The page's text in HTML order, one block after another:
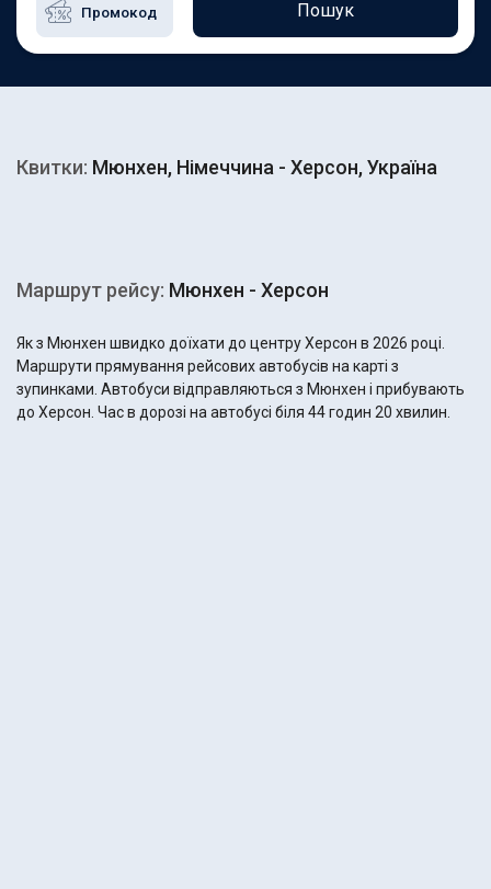
Пошук
Квитки: Мюнхен, Німеччина - Херсон, Україна
Маршрут рейсу: Мюнхен - Херсон
Як з Мюнхен швидко доїхати до центру Херсон в 2026 році.
Маршрути прямування рейсових автобусів на карті з
зупинками. Автобуси відправляються з Мюнхен і прибувають
до Херсон. Час в дорозі на автобусі біля 44 годин 20 хвилин.